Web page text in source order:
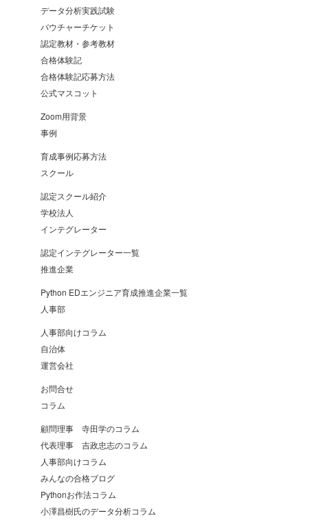
データ分析実践試験
バウチャーチケット
認定教材・参考教材
合格体験記
合格体験記応募方法
公式マスコット
Zoom用背景
事例
育成事例応募方法
スクール
認定スクール紹介
学校法人
インテグレーター
認定インテグレーター一覧
推進企業
Python EDエンジニア育成推進企業一覧
人事部
人事部向けコラム
自治体
運営会社
お問合せ
コラム
顧問理事 寺田学のコラム
代表理事 吉政忠志のコラム
人事部向けコラム
みんなの合格ブログ
Pythonお作法コラム
小澤昌樹氏のデータ分析コラム